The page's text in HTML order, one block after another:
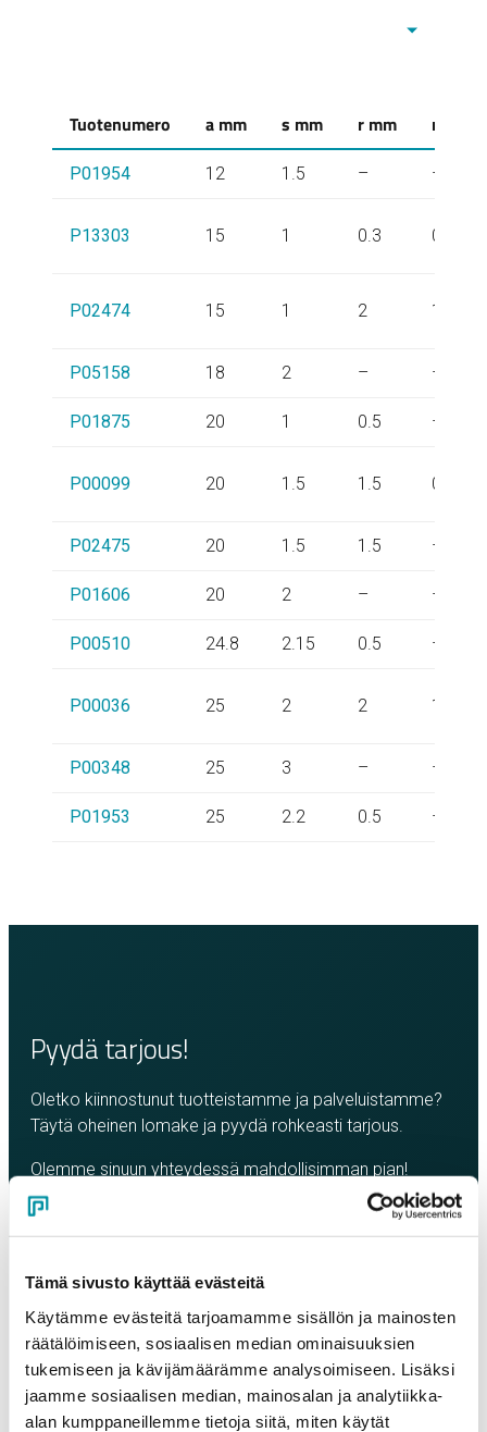
Tämä sivusto käyttää evästeitä
Käytämme evästeitä tarjoamamme sisällön ja mainosten
räätälöimiseen, sosiaalisen median ominaisuuksien
tukemiseen ja kävijämäärämme analysoimiseen. Lisäksi
jaamme sosiaalisen median, mainosalan ja analytiikka-
alan kumppaneillemme tietoja siitä, miten käytät
Tuotenumero a mm s mm r mm r1 mm
P01954 12 1.5 – –
P13303 15 1 0.3 0.3
P02474 15 1 2 1
P05158 18 2 – –
P01875 20 1 0.5 –
P00099 20 1.5 1.5 0.5
P02475 20 1.5 1.5 –
P01606 20 2 – –
P00510 24.8 2.15 0.5 –
P00036 25 2 2 1
P00348 25 3 – –
P01953 25 2.2 0.5 –
Pyydä tarjous!
Oletko kiinnostunut tuotteistamme ja palveluistamme?
Täytä oheinen lomake ja pyydä rohkeasti tarjous.
Olemme sinuun yhteydessä mahdollisimman pian!
Yritys
*